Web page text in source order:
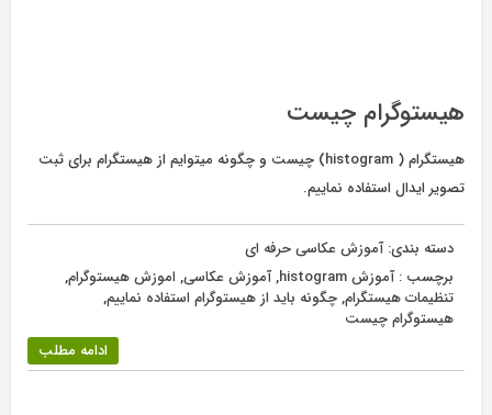
هیستوگرام چیست
هیستگرام ( histogram) چیست و چگونه میتوایم از هیستگرام برای ثبت
تصویر ایدال استفاده نماییم.
دسته بندی:آموزش عکاسی حرفه ای
برچسب :آموزش histogram ,آموزش عکاسی, اموزش هیستوگرام,
تنظیمات هیستگرام,چگونه باید از هیستوگرام استفاده نماییم,
هیستوگرام چیست
ادامه مطلب